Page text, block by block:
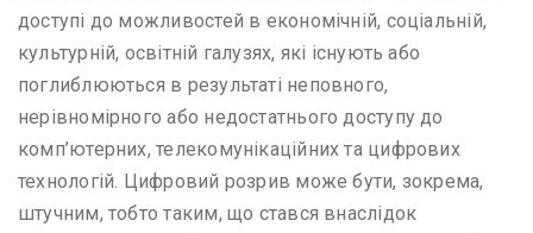
доступі до можливостей в економічній, соціальній,
культурній, освітній галузях, які існують або
поглиблюються в результаті неповного,
нерівномірного або недостатнього доступу до
комп’ютерних, телекомунікаційних та цифрових
технологій. Цифровий розрив може бути, зокрема,
штучним, тобто таким, що стався внаслідок